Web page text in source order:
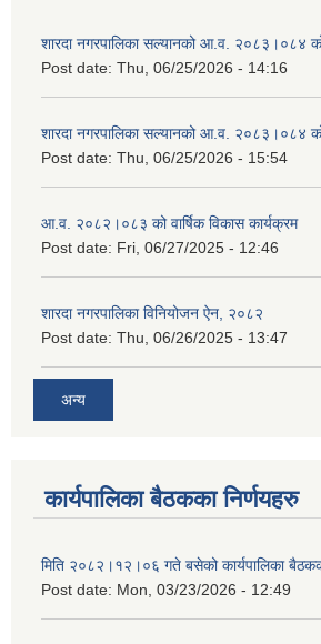
शारदा नगरपालिका सल्यानको आ.व. २०८३।०८४
Post date: Thu, 06/25/2026 - 14:16
शारदा नगरपालिका सल्यानको आ.व. २०८३।०८४
Post date: Thu, 06/25/2026 - 15:54
आ.व. २०८२।०८३ को वार्षिक विकास कार्यक्रम
Post date: Fri, 06/27/2025 - 12:46
शारदा नगरपालिका विनियोजन ऐन, २०८२
Post date: Thu, 06/26/2025 - 13:47
अन्य
कार्यपालिका बैठकका निर्णयहरु
मिति २०८२।१२।०६ गते बसेको कार्यपालिका
Post date: Mon, 03/23/2026 - 12:49